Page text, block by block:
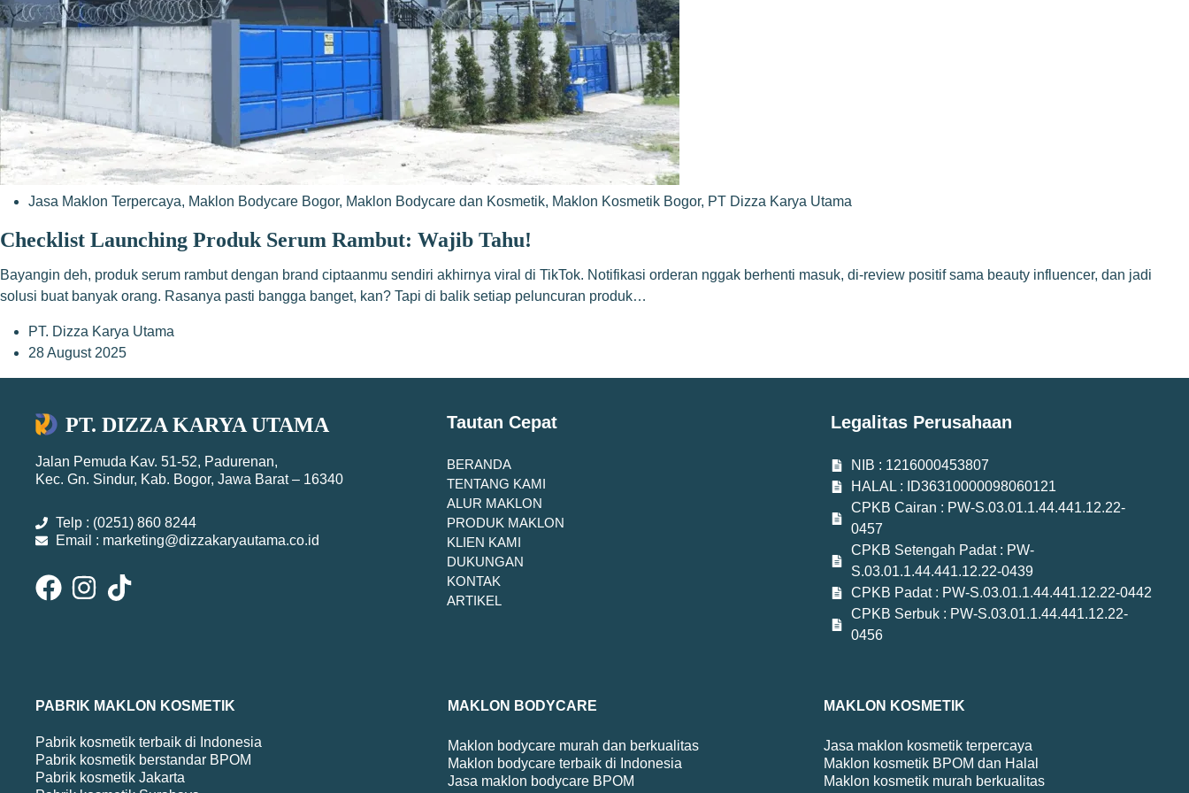
Jasa Maklon Terpercaya, Maklon Bodycare Bogor, Maklon Bodycare dan Kosmetik, Maklon Kosmetik Bogor, PT Dizza Karya Utama
Checklist Launching Produk Serum Rambut: Wajib Tahu!
Bayangin deh, produk serum rambut dengan brand ciptaanmu sendiri akhirnya viral di TikTok. Notifikasi orderan nggak berhenti masuk, di-review positif sama beauty influencer, dan jadi
solusi buat banyak orang. Rasanya pasti bangga banget, kan? Tapi di balik setiap peluncuran produk…
PT. Dizza Karya Utama
28 August 2025
PT. DIZZA KARYA UTAMA
Jalan Pemuda Kav. 51-52, Padurenan,
Kec. Gn. Sindur, Kab. Bogor, Jawa Barat – 16340
Telp : (0251) 860 8244
Email : marketing@dizzakaryautama.co.id
Tautan Cepat
BERANDA
TENTANG KAMI
ALUR MAKLON
PRODUK MAKLON
KLIEN KAMI
DUKUNGAN
KONTAK
ARTIKEL
Legalitas Perusahaan
NIB : 1216000453807
HALAL : ID36310000098060121
CPKB Cairan : PW-S.03.01.1.44.441.12.22-
0457
CPKB Setengah Padat : PW-
S.03.01.1.44.441.12.22-0439
CPKB Padat : PW-S.03.01.1.44.441.12.22-0442
CPKB Serbuk : PW-S.03.01.1.44.441.12.22-
0456
PABRIK MAKLON KOSMETIK
Pabrik kosmetik terbaik di Indonesia
Pabrik kosmetik berstandar BPOM
Pabrik kosmetik Jakarta
MAKLON BODYCARE
Maklon bodycare murah dan berkualitas
Maklon bodycare terbaik di Indonesia
Jasa maklon bodycare BPOM
MAKLON KOSMETIK
Jasa maklon kosmetik terpercaya
Maklon kosmetik BPOM dan Halal
Maklon kosmetik murah berkualitas